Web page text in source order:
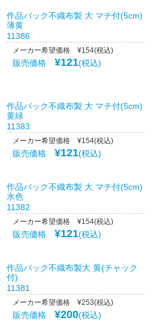
作品バック不織布製 大 マチ付(5cm)
薄黄
11386
メーカー希望価格 ¥154(税込)
販売価格 ¥121(税込)
作品バック不織布製 大 マチ付(5cm)
黄緑
11383
メーカー希望価格 ¥154(税込)
販売価格 ¥121(税込)
作品バック不織布製 大 マチ付(5cm)
水色
11382
メーカー希望価格 ¥154(税込)
販売価格 ¥121(税込)
作品バック不織布製大 黄(チャック
付)
11381
メーカー希望価格 ¥253(税込)
販売価格 ¥200(税込)